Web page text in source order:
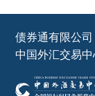
债券通有限公司
中国外汇交易